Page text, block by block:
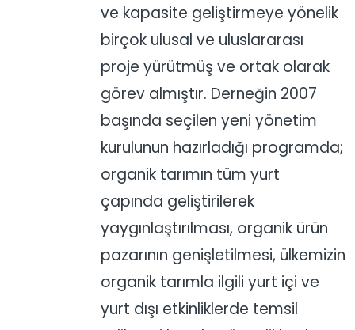
ve kapasite geliştirmeye yönelik
birçok ulusal ve uluslararası
proje yürütmüş ve ortak olarak
görev almıştır. Derneğin 2007
başında seçilen yeni yönetim
kurulunun hazırladığı programda;
organik tarımın tüm yurt
çapında geliştirilerek
yaygınlaştırılması, organik ürün
pazarının genişletilmesi, ülkemizin
organik tarımla ilgili yurt içi ve
yurt dışı etkinliklerde temsil